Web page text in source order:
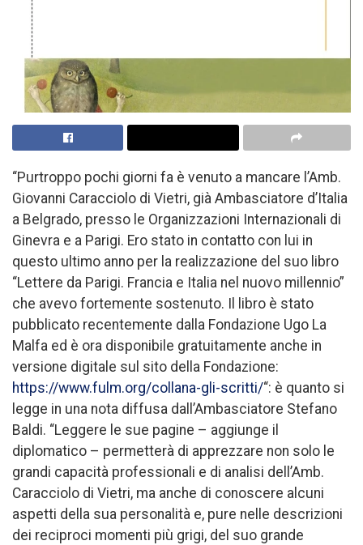
“Purtroppo pochi giorni fa è venuto a mancare l’Amb.
Giovanni Caracciolo di Vietri, già Ambasciatore d’Italia
a Belgrado, presso le Organizzazioni Internazionali di
Ginevra e a Parigi. Ero stato in contatto con lui in
questo ultimo anno per la realizzazione del suo libro
“Lettere da Parigi. Francia e Italia nel nuovo millennio”
che avevo fortemente sostenuto. Il libro è stato
pubblicato recentemente dalla Fondazione Ugo La
Malfa ed è ora disponibile gratuitamente anche in
versione digitale sul sito della Fondazione:
https://www.fulm.org/collana-gli-scritti/“: è quanto si
legge in una nota diffusa dall’Ambasciatore Stefano
Baldi. “Leggere le sue pagine – aggiunge il
diplomatico – permetterà di apprezzare non solo le
grandi capacità professionali e di analisi dell’Amb.
Caracciolo di Vietri, ma anche di conoscere alcuni
aspetti della sua personalità e, pure nelle descrizioni
dei reciproci momenti più grigi, del suo grande